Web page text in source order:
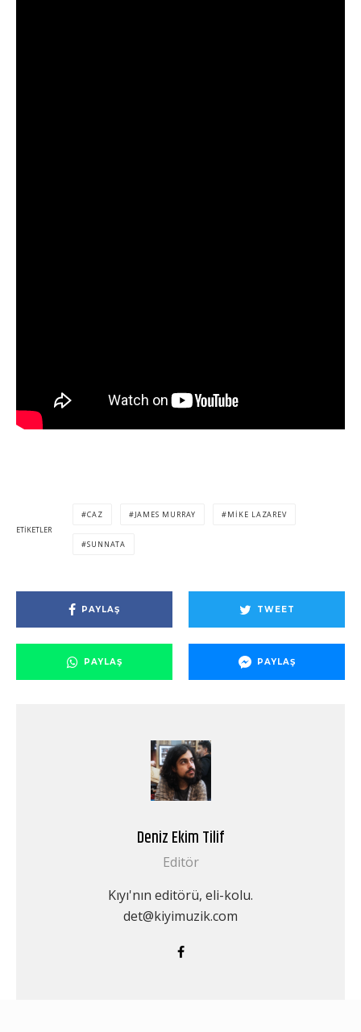
ETIKETLER
CAZ JAMES MURRAY MIKE LAZAREV
SUNNATA
PAYLAŞ TWEET
PAYLAŞ PAYLAŞ
Deniz Ekim Tilif
Editör
Kıyı'nın editörü, eli-kolu.
det@kiyimuzik.com